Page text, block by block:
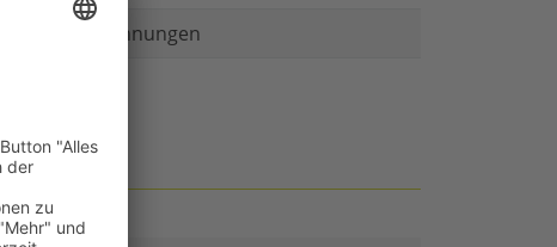
Gedruckte Rechnungen